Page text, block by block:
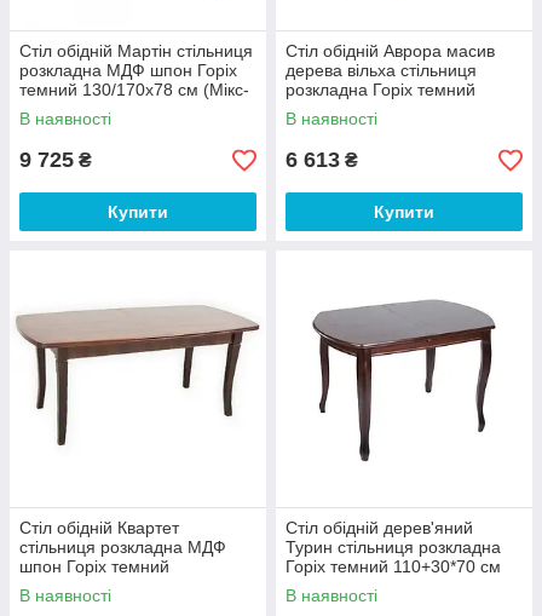
Стіл обідній Мартін стільниця
розкладна МДФ шпон Горіх
темний 130/170х78 см (Мікс-
Мебель ТМ)
В наявності
9 725 ₴
Купити
Стіл обідній Аврора масив
дерева вільха стільниця
розкладна Горіх темний
102/135*68,5 см (Мікс-
Мебель ТМ)
В наявності
6 613 ₴
Купити
Стіл обідній Квартет
стільниця розкладна МДФ
шпон Горіх темний
180/230х90 см (Мікс-Мебель
ТМ)
В наявності
Стіл обідній дерев'яний
Турин стільниця розкладна
Горіх темний 110+30*70 см
(Мікс-Мебель ТМ)
В наявності